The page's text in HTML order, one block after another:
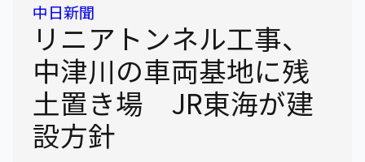
中日新聞
リニアトンネル工事、
中津川の車両基地に残
土置き場 JR東海が建
設方針